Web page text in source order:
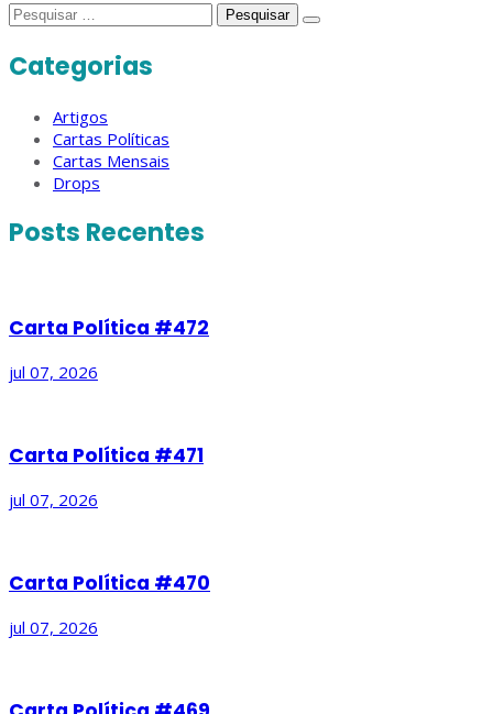
Pesquisar
Categorias
Artigos
Cartas Políticas
Cartas Mensais
Drops
Posts Recentes
Carta Política #472
jul 07, 2026
Carta Política #471
jul 07, 2026
Carta Política #470
jul 07, 2026